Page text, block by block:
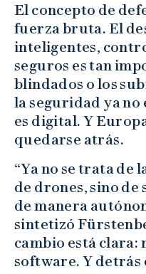
El concepto de
fuerza bruta. El
inteligentes,
seguros es tan
blindados o los
la seguridad ya
es digital. Y
quedarse atrás.
“Ya no se trata de
de drones, sino
de manera
sintetizó
cambio está clara:
software. Y detrás